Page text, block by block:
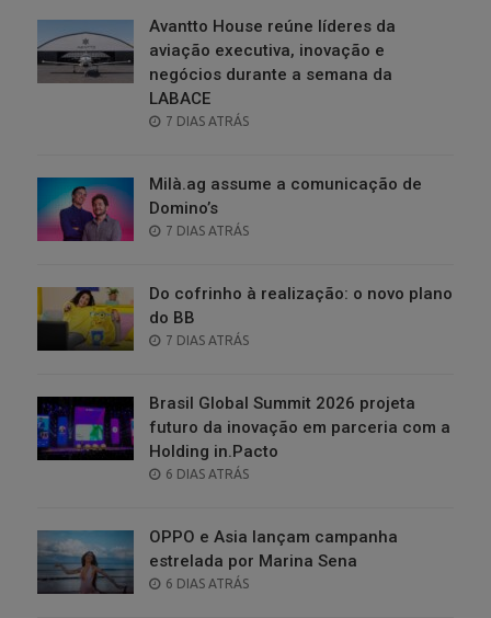
Avantto House reúne líderes da
aviação executiva, inovação e
negócios durante a semana da
LABACE
POSTED
7 DIAS ATRÁS
Milà.ag assume a comunicação de
Domino’s
POSTED
7 DIAS ATRÁS
Do cofrinho à realização: o novo plano
do BB
POSTED
7 DIAS ATRÁS
Brasil Global Summit 2026 projeta
futuro da inovação em parceria com a
Holding in.Pacto
POSTED
6 DIAS ATRÁS
OPPO e Asia lançam campanha
estrelada por Marina Sena
POSTED
6 DIAS ATRÁS